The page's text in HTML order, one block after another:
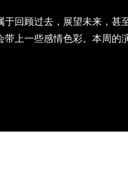
于回顾过去，展望未来，甚
上一些感情色彩。本周的